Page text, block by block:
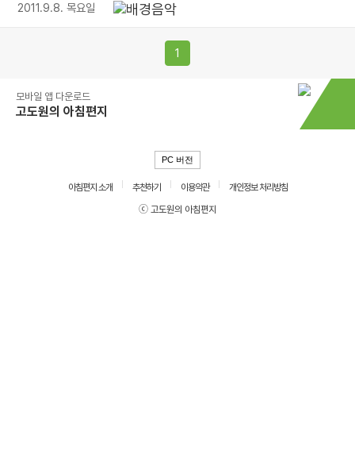
2011.9.8. 목요일
1
모바일 앱 다운로드
고도원의 아침편지
PC 버전
아침편지 소개 추천하기 이용약관
개인정보 처리방침
ⓒ 고도원의 아침편지